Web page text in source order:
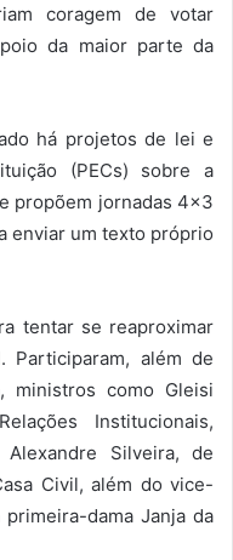
coragem de votar
da maior parte da
há projetos de lei e
(PECs) sobre a
propõem jornadas 4×3
enviar um texto próprio
tentar se reaproximar
Participaram, além de
ministros como Gleisi
Institucionais,
Alexandre Silveira, de
Civil, além do vice-
dama Janja da